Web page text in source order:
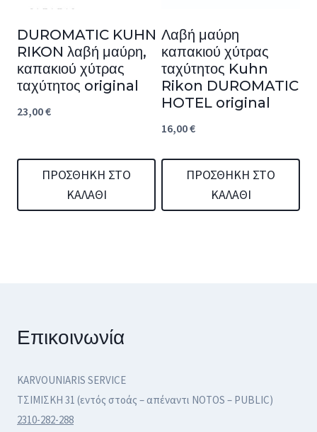
DUROMATIC KUHN
RIKON λαβή μαύρη,
καπακιού χύτρας
ταχύτητος original
23,00€
ΠΡΟΣΘΉΚΗ ΣΤΟ
ΚΑΛΆΘΙ
Λαβή μαύρη
καπακιού χύτρας
ταχύτητος Kuhn
Rikon DUROMATIC
HOTEL original
16,00€
ΠΡΟΣΘΉΚΗ ΣΤΟ
ΚΑΛΆΘΙ
Επικοινωνία
KARVOUNIARIS SERVICE
ΤΣΙΜΙΣΚΗ 31 (εντός στοάς – απέναντι NOTOS – PUBLIC)
2310-282-288